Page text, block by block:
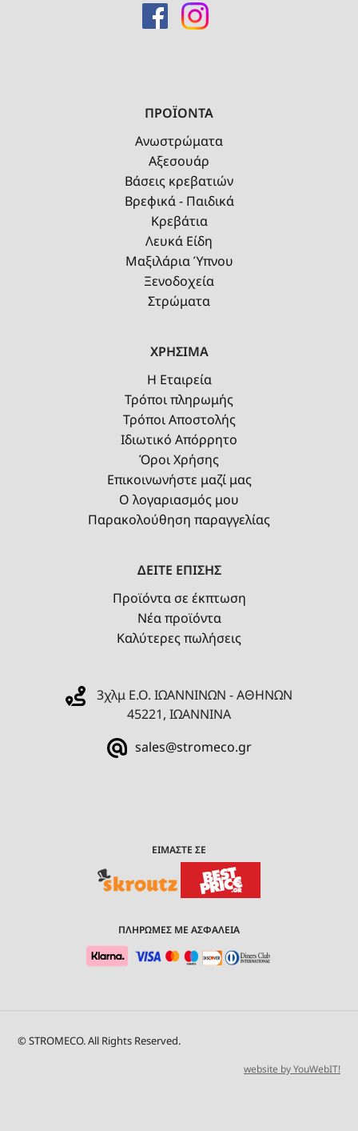
ΠΡΟΪΟΝΤΑ
Ανωστρώματα
Αξεσουάρ
Βάσεις κρεβατιών
Βρεφικά - Παιδικά
Κρεβάτια
Λευκά Είδη
Μαξιλάρια Ύπνου
Ξενοδοχεία
Στρώματα
ΧΡΗΣΙΜΑ
Η Εταιρεία
Τρόποι πληρωμής
Τρόποι Αποστολής
Ιδιωτικό Απόρρητο
Όροι Χρήσης
Επικοινωνήστε μαζί μας
Ο λογαριασμός μου
Παρακολούθηση παραγγελίας
ΔΕΙΤΕ ΕΠΙΣΗΣ
Προϊόντα σε έκπτωση
Νέα προϊόντα
Καλύτερες πωλήσεις
3χλμ Ε.Ο. ΙΩΑΝΝΙΝΩΝ - ΑΘΗΝΩΝ
45221, ΙΩΑΝΝΙΝΑ
sales@stromeco.gr
ΕΙΜΑΣΤΕ ΣΕ
ΠΛΗΡΩΜΕΣ ΜΕ ΑΣΦΑΛΕΙΑ
© STROMECO. All Rights Reserved.
website by YouWebIT!